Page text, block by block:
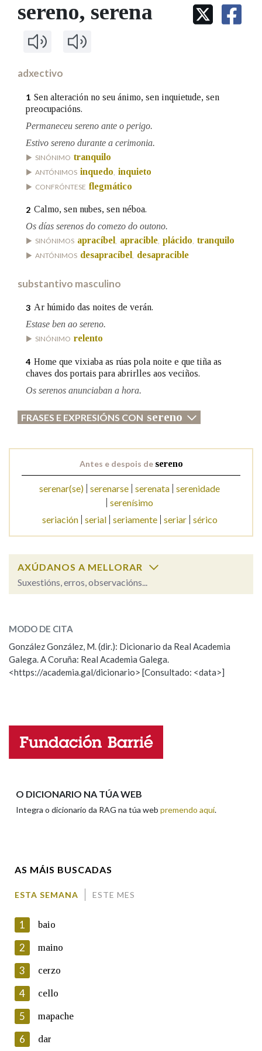
IDENTIDADE CORPORATIVA
MARCIAL DEL ADALID
FIGURAS HOMENAXEADAS
Facebook
TwitterYoutubeInstagram
Bluesky
BUSCAR NOS LEMAS
Comeza por
Contén
BUSCAR NO CONTIDO
Nas definicións
Nos exemplos
Marcas gramaticais
Pertence a
LIMPAR
sereno, serena
adxectivo
1 Sen alteración no seu ánimo, sen inquietude, sen
preocupacións.
Permaneceu sereno ante o perigo.
Estivo sereno durante a cerimonia.
SINÓNIMO tranquilo
ANTÓNIMOS inquedo inquieto
CONFRÓNTESE flegmático
2 Calmo, sen nubes, sen néboa.
Os días serenos do comezo do outono.
SINÓNIMOS apracíbel , apracible, plácido, tranquilo
ANTÓNIMOS desapracíbel , desapracible
substantivo masculino
3 Ar húmido das noites de verán.
Estase ben ao sereno.
SINÓNIMO relento
4 Home que vixiaba as rúas pola noite e que tiña as
chaves dos portais para abrirlles aos veciños.
Os serenos anunciaban a hora.
FRASES E EXPRESIÓNS CON sereno
Antes e despois de sereno
serenar(se) serenarse serenata serenidade
serenísimo
seriación
serial seriamente seriar sérico
AXÚDANOS A MELLORAR
Suxestións, erros, observacións...
ESCOLLE UNHA OPCIÓN:
Observación Hai un erro na palabra
Propoño mellorar a definición
Nome
En cumprimento da normativa vixente en materia de
Protección de Datos de Carácter Persoal, a Real Academia
Galega informa a aqueles usuarios que faciliten o seu correo
electrónico, así como calquera outra información de carácter
persoal, que estes datos serán obxecto de tratamento
automatizado de carácter confidencial e incorporados aos seus
ficheiros informáticos. Así mesmo, os usuarios poderán exercer o
MODO DE CITA
González González, M. (dir.): Dicionario da Real Academia
Galega. A Coruña: Real Academia Galega.
<https://academia.gal/dicionario> [Consultado: <data>]
O DICIONARIO NA TÚA WEB
Integra o dicionario da RAG na túa web premendo aquí.
AS MÁIS BUSCADAS
ESTA SEMANA ESTE MES
1 baio
2 maino
3 cerzo
4 cello
5 mapache
6 dar